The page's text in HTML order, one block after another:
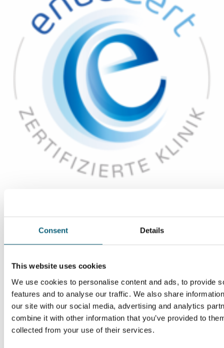
Consent Details
This website uses cookies
We use cookies to personalise content and ads, to provide
features and to analyse our traffic. We also share
our site with our social media, advertising and analytics
combine it with other information that you’ve provided to
collected from your use of their services.